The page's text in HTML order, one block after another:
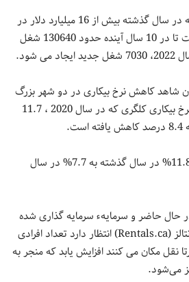
براون خاطر نشان می کند که در سال گذشته بیش از 16 میلیارد دلار در
آلبرتا سرمایه‌گذاری شده است تا در 10 سال آینده حدود 130640 شغل
شود.
شاهد کاهش نرخ بیکاری در دو شهر بزرگ
خود است. به عنوان مثال، نرخ بیکاری کلگری که در سال 2020 ، 11.7
در ادمونتون نرخ بیکاری از 11.8% در سال گذشته به 7.7% در سال
حال حاضر و سرمایهء سرمایه گذاری شده
برای ایجاد مشاغل جدید ، رنتالز (Rentals.ca) انتظار دارد تعداد افرادی
نقل مکان می کنند افزایش یابد که منجر به
می‌شود.